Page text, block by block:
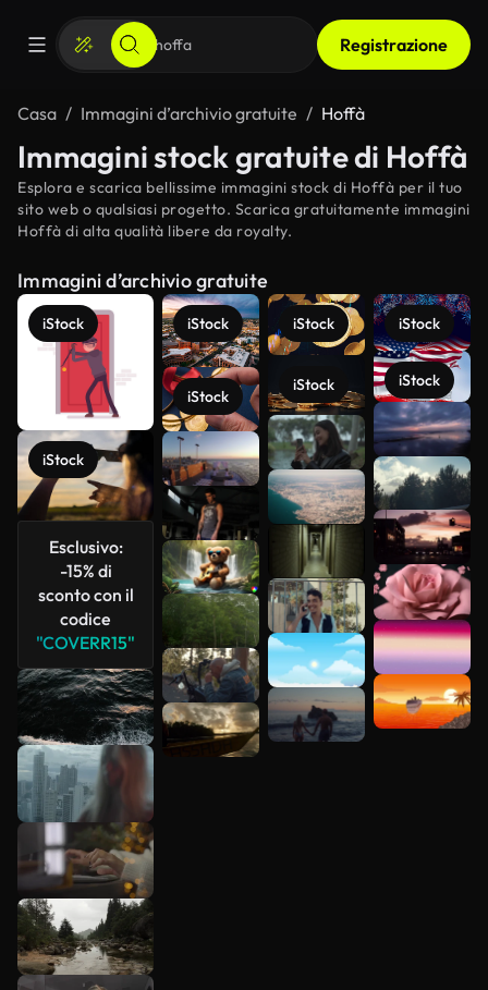
Registrazione
Casa Immagini d’archivio gratuite Hoffà
Immagini stock gratuite di Hoffà
Esplora e scarica bellissime immagini stock di Hoffà per il tuo
sito web o qualsiasi progetto. Scarica gratuitamente immagini
Hoffà di alta qualità libere da royalty.
Immagini d’archivio gratuite
iStock
iStock
Esclusivo:
-15% di
sconto con il
codice
"COVERR15"
iStock
iStock
iStock
iStock
iStock
iStock
Scopri di
più